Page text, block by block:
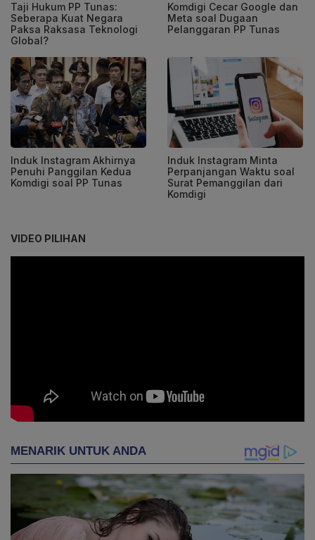
Taji Hukum PP Tunas:
Seberapa Kuat Negara
Paksa Raksasa Teknologi
Global?
Komdigi Cecar Google dan
Meta soal Dugaan
Pelanggaran PP Tunas
Induk Instagram Akhirnya
Penuhi Panggilan Kedua
Komdigi soal PP Tunas
Induk Instagram Minta
Perpanjangan Waktu soal
Surat Pemanggilan dari
Komdigi
VIDEO PILIHAN